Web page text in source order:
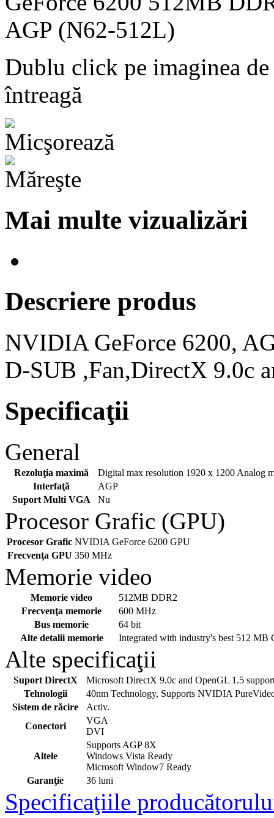
Dublu click pe imaginea de
întreagă
Mai multe vizualizări
Descriere produs
NVIDIA GeForce 6200,
D-SUB ,Fan,DirectX 9.0c
Specificaţii
General
Rezoluţia maximă
Digital max resolution 1920 x 1200 Analog
Interfaţă
AGP
Suport Multi VGA
Nu
Procesor Grafic (GPU)
Procesor Grafic NVIDIA GeForce 6200 GPU
Frecvenţa GPU 350 MHz
Memorie video
Memorie video
512MB DDR2
Frecvenţa memorie
600 MHz
Bus memorie
64 bit
Alte detalii memorie
Integrated with industry's best 512
Alte specificaţii
Suport DirectX
Microsoft DirectX 9.0c and OpenGL 1.5
Tehnologii
40nm Technology, Supports NVIDIA
Sistem de răcire
Activ.
Conectori
VGA
DVI
Altele
Supports AGP 8X
Windows Vista Ready
Microsoft Window7 Ready
Garanţie
36 luni
Specificaţiile